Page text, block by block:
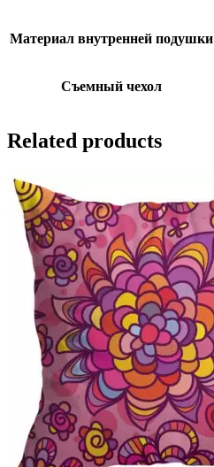
Материал внутренней подушки
Съемный чехол
Related products